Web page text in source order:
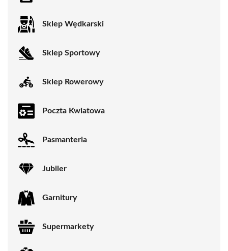
Sklep Wędkarski
Sklep Sportowy
Sklep Rowerowy
Poczta Kwiatowa
Pasmanteria
Jubiler
Garnitury
Supermarkety